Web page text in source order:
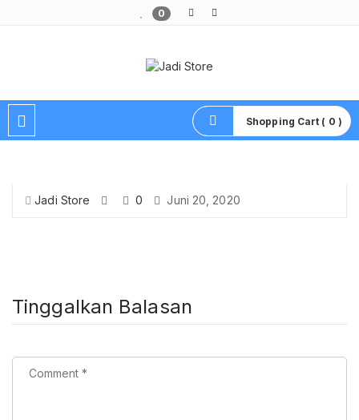
0
Shopping Cart ( 0 )
Jadi Store 0 Juni 20, 2020
Tinggalkan Balasan